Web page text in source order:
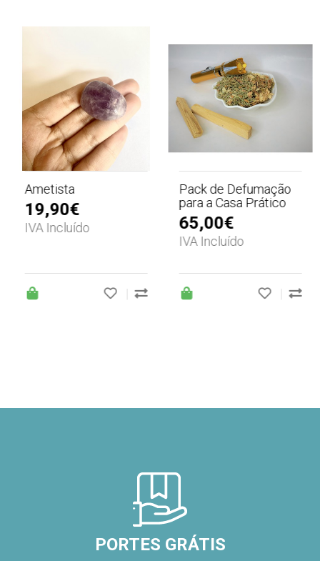
Ametista
19,90€
IVA Incluído
Pack de Defumação
para a Casa Prático
65,00€
IVA Incluído
PORTES GRÁTIS